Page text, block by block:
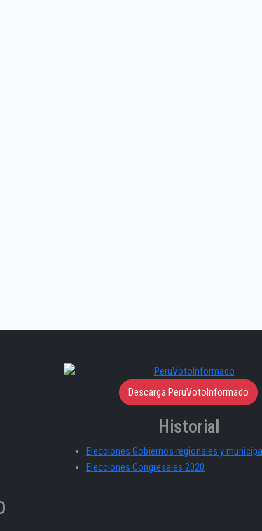
Descarga PeruVotoInformado
Historial
Elecciones Gobiernos regionales y
Elecciones Congresales 2020